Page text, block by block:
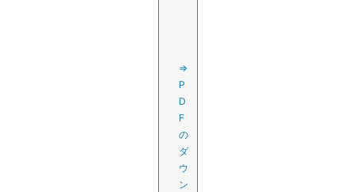
⇒
P
D
F
の
ダ
ウ
ン